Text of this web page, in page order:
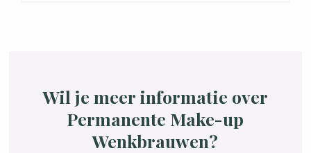
Wil je meer informatie over
Permanente Make-up
Wenkbrauwen?